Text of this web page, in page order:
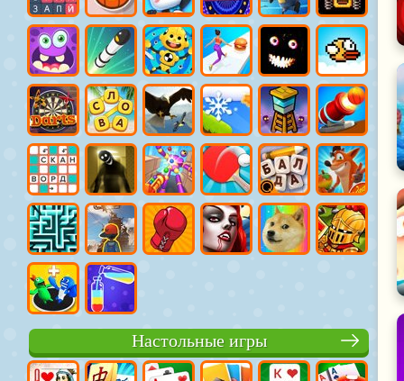
Настольные игры